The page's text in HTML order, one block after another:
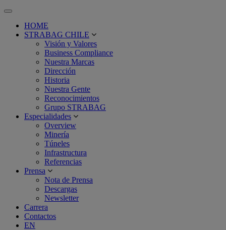
Toggle
navigation
HOME
STRABAG CHILE
Visión y Valores
Business Compliance
Nuestra Marcas
Dirección
Historia
Nuestra Gente
Reconocimientos
Grupo STRABAG
Especialidades
Overview
Minería
Túneles
Infrastructura
Referencias
Prensa
Nota de Prensa
Descargas
Newsletter
Carrera
Contactos
EN